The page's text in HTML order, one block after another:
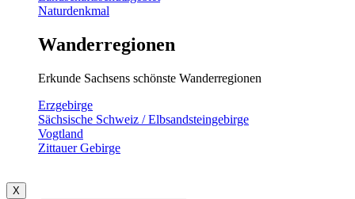
Naturdenkmal
Wanderregionen
Erkunde Sachsens schönste Wanderregionen
Erzgebirge
Sächsische Schweiz / Elbsandsteingebirge
Vogtland
Zittauer Gebirge
X